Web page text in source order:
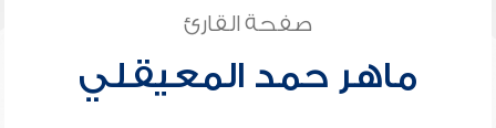
صفحة القارئ
ماهر حمد المعيقلي